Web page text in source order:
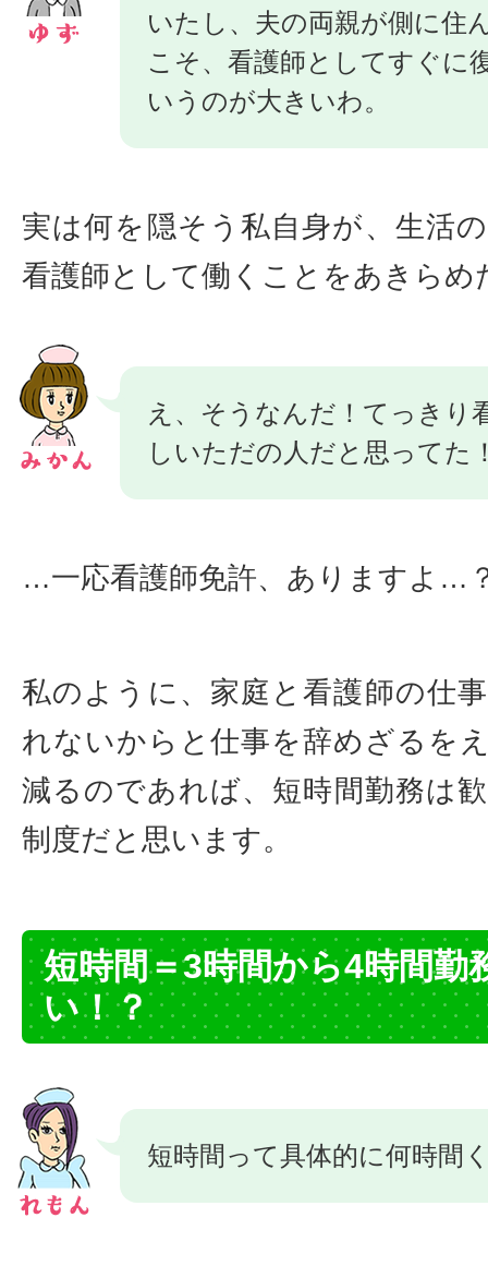
いたし、夫の両親が側に住
こそ、看護師としてすぐに
いうのが大きいわ。
実は何を隠そう私自身が、生活
看護師として働くことをあきらめ
え、そうなんだ！てっきり
しいただの人だと思ってた
…一応看護師免許、ありますよ…
私のように、家庭と看護師の仕
れないからと仕事を辞めざるを
減るのであれば、短時間勤務は
制度だと思います。
短時間＝3時間から4時間勤
い！？
短時間って具体的に何時間